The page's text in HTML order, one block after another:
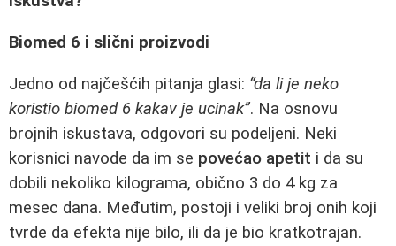
Biomed 6 i slični proizvodi
Jedno od najčešćih pitanja glasi: “da li je neko
koristio biomed 6 kakav je ucinak”. Na osnovu
brojnih iskustava, odgovori su podeljeni. Neki
korisnici navode da im se povećao apetit i da su
dobili nekoliko kilograma, obično 3 do 4 kg za
mesec dana. Međutim, postoji i veliki broj onih koji
tvrde da efekta nije bilo, ili da je bio kratkotrajan.